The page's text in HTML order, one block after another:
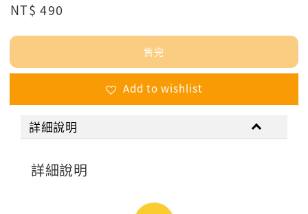
Regular
NT$ 490
售完
Add to wishlist
詳細說明
詳細說明